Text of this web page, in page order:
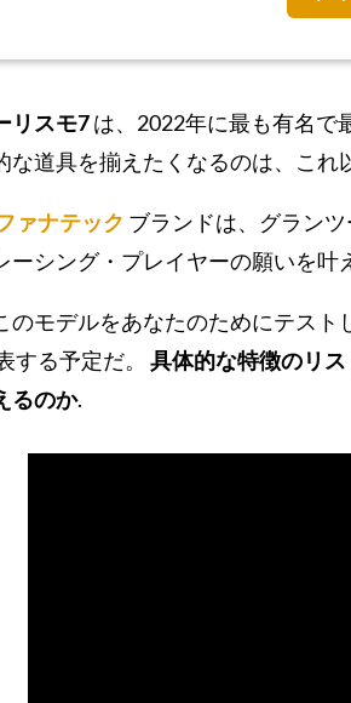
リスモ7は、2022年に最も有名で
な道具を揃えたくなるのは、これ
ァナテック ブランドは、グラン
ーシング・プレイヤーの願いを
のモデルをあなたのためにテスト
する予定だ。 具体的な特徴のリス
るのか.